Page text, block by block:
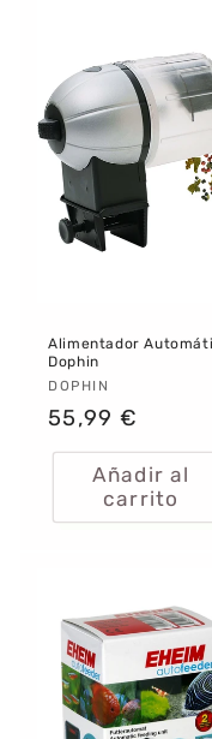
Alimentador
Dophin
Proveedor:
DOPHIN
Precio
habitual
55,99 €
Añadir al
carrito